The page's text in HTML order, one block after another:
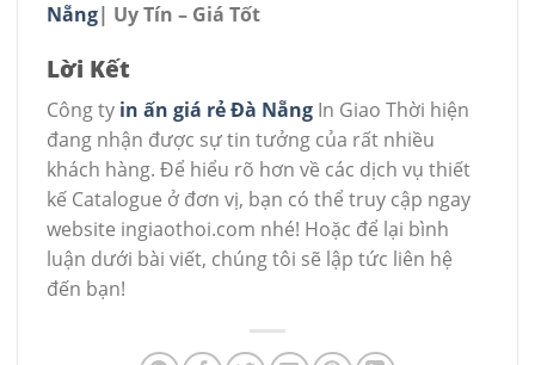
Nẵng| Uy Tín – Giá Tốt
Lời Kết
Công ty in ấn giá rẻ Đà Nẵng In Giao Thời hiện
đang nhận được sự tin tưởng của rất nhiều
khách hàng. Để hiểu rõ hơn về các dịch vụ thiết
kế Catalogue ở đơn vị, bạn có thể truy cập ngay
website ingiaothoi.com nhé! Hoặc để lại bình
luận dưới bài viết, chúng tôi sẽ lập tức liên hệ
đến bạn!